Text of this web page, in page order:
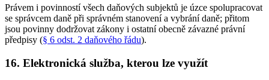
Právem i povinností všech daňových subjektů je úzce spolupracovat
se správcem daně při správném stanovení a vybrání daně; přitom
jsou povinny dodržovat zákony i ostatní obecně závazné právní
předpisy (§ 6 odst. 2 daňového řádu).
16. Elektronická služba, kterou lze využít